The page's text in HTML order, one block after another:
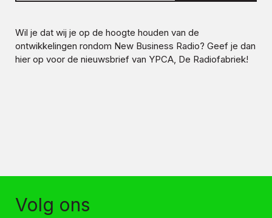
Wil je dat wij je op de hoogte houden van de
ontwikkelingen rondom New Business Radio? Geef je dan
hier op voor de nieuwsbrief van YPCA, De Radiofabriek!
Volg ons